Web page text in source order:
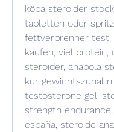
köpa steroider
tabletten oder
fettverbrenner test,
kaufen, viel
steroider, anabola
kur
testosterone gel,
strength
españa, steroide